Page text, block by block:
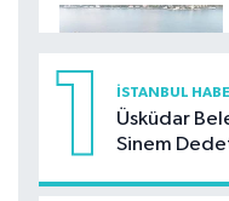
1 İSTANBUL
Üsküdar
Sinem